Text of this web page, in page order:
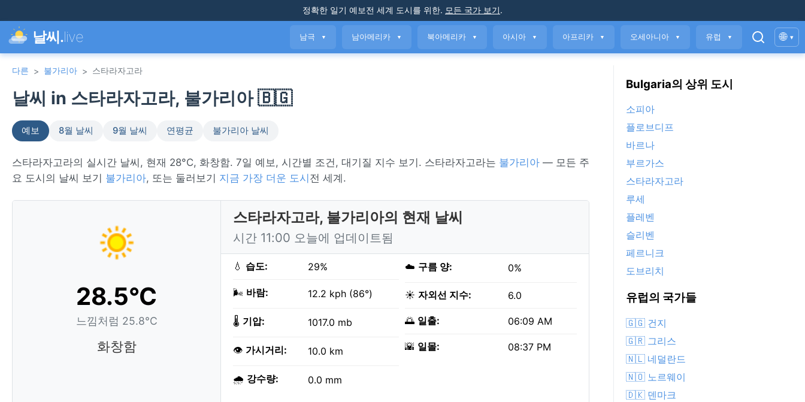
정확한 일기 예보전 세계 도시를 위한. 모든 국가 보기.
날씨.live 남극 ▼ 남아메리카 ▼ 북아메리카 ▼ 아시아 ▼ 아프리카 ▼ 오세아니아 ▼ 유럽 ▼ 🌐 ▾
다른 > 불가리아 > 스타라자고라
날씨 in 스타라자고라, 불가리아 🇧🇬
예보 8월 날씨 9월 날씨 연평균 불가리아 날씨
스타라자고라의 실시간 날씨, 현재 28°C, 화창함. 7일 예보, 시간별 조건, 대기질 지수 보기. 스타라자고라는 불가리아 — 모든 주
요 도시의 날씨 보기 불가리아, 또는 둘러보기 지금 가장 더운 도시 전 세계.
28.5°C
느낌처럼 25.8°C
화창함
스타라자고라, 불가리아의 현재 날씨
시간 11:00 오늘에 업데이트됨
💧 습도: 29%
🌬️ 바람: 12.2 kph (86°)
🌡️ 기압: 1017.0 mb
👁️ 가시거리: 10.0 km
🌧️ 강수량: 0.0 mm
☁️ 구름 양: 0%
☀️ 자외선 지수: 6.0
🌅 일출: 06:09 AM
🌇 일몰: 08:37 PM
Bulgaria의 상위 도시
소피아
플로브디프
바르나
부르가스
스타라자고라
루세
플레벤
슬리벤
페르니크
도브리치
유럽의 국가들
🇬🇬 건지
🇬🇷 그리스
🇳🇱 네덜란드
🇳🇴 노르웨이
🇩🇰 덴마크